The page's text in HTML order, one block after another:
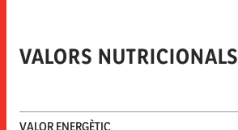
VALORS NUTRICIONALS
VALOR ENERGÈTIC